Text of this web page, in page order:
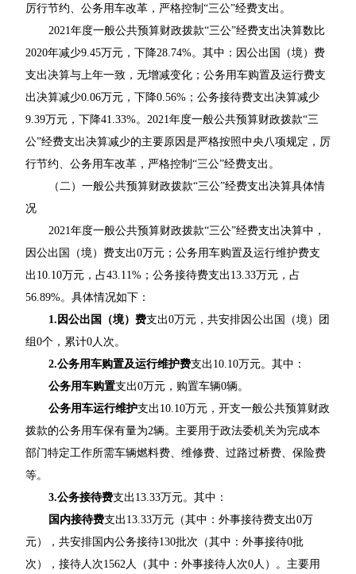
厉行节约、公务用车改革，严格控制“三公”经费支出。
2021年度一般公共预算财政拨款“三公”经费支出决算数比
2020年减少9.45万元，下降28.74%。其中：因公出国（境）费
支出决算与上年一致，无增减变化；公务用车购置及运行费支
出决算减少0.06万元，下降0.56%；公务接待费支出决算减少
9.39万元，下降41.33%。2021年度一般公共预算财政拨款“三
公”经费支出决算减少的主要原因是严格按照中央八项规定，厉
行节约、公务用车改革，严格控制“三公”经费支出。
（二）一般公共预算财政拨款“三公”经费支出决算具体情
况
2021年度一般公共预算财政拨款“三公”经费支出决算中，
因公出国（境）费支出0万元；公务用车购置及运行维护费支
出10.10万元，占43.11%；公务接待费支出13.33万元，占
56.89%。具体情况如下：
1.因公出国（境）费支出0万元，共安排因公出国（境）团
组0个，累计0人次。
2.公务用车购置及运行维护费支出10.10万元。其中：
公务用车购置支出0万元，购置车辆0辆。
公务用车运行维护支出10.10万元，开支一般公共预算财政
拨款的公务用车保有量为2辆。主要用于政法委机关为完成本
部门特定工作所需车辆燃料费、维修费、过路过桥费、保险费
等。
3.公务接待费支出13.33万元。其中：
国内接待费支出13.33万元（其中：外事接待费支出0万
元），共安排国内公务接待130批次（其中：外事接待0批
次），接待人次1562人（其中：外事接待人次0人）。主要用